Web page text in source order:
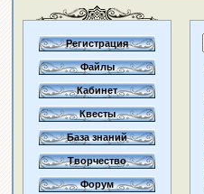
Регистрация
Файлы
Кабинет
Квесты
База знаний
Творчество
Форум